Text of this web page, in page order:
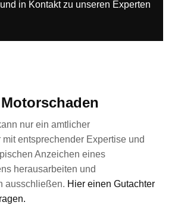
in Kontakt zu unseren Experten
nur ein amtlicher
entsprechender Expertise und
Anzeichen eines
herausarbeiten und
ausschließen. Hier einen Gutachter